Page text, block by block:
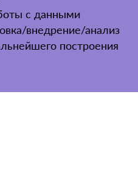
с данными
внедрение/анализ
построения